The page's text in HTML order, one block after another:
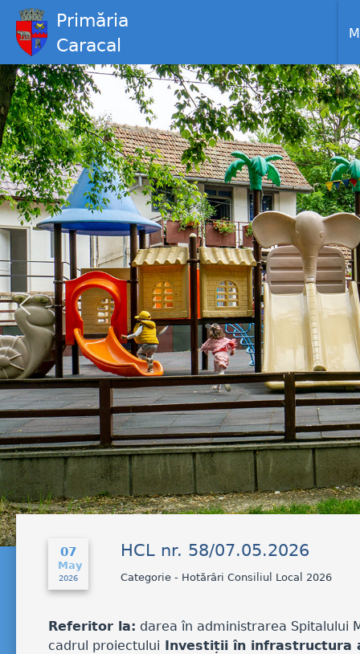
Primăria
Caracal
07
May
2026
HCL nr. 58/07.05.2026
Categorie - Hotărâri Consiliul Local 2026
Referitor la: darea în administrarea Spitalului
cadrul proiectului Investiții în infrastructura